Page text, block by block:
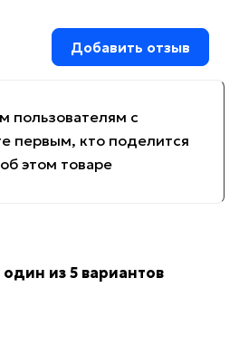
пользователям с
первым, кто поделится
этом товаре
Добавить отзыв
из 5 вариантов